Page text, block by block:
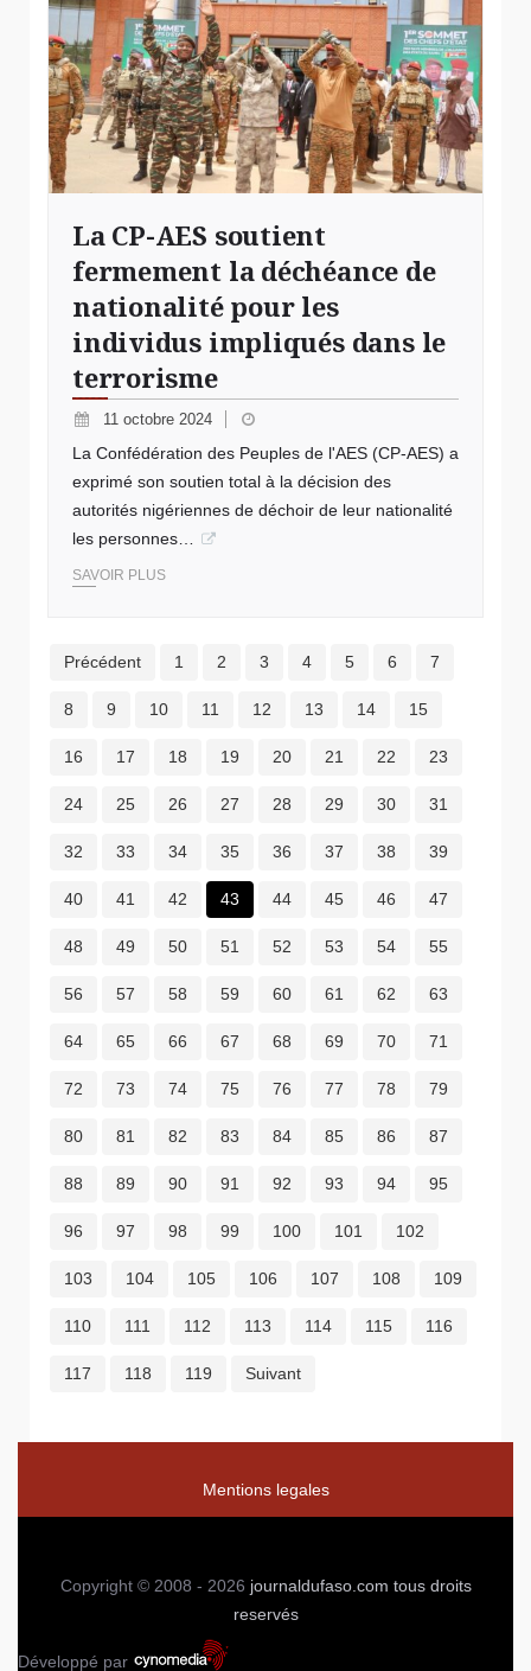
La CP-AES soutient
fermement la déchéance de
nationalité pour les
individus impliqués dans le
terrorisme
11 octobre 2024
La Confédération des Peuples de l'AES (CP-AES) a
exprimé son soutien total à la décision des
autorités nigériennes de déchoir de leur nationalité
les personnes…
SAVOIR PLUS
Précédent 1 2 3 4 5 6 7
8 9 10 11 12 13 14 15
16 17 18 19 20 21 22 23
24 25 26 27 28 29 30 31
32 33 34 35 36 37 38 39
40 41 42 43 44 45 46 47
48 49 50 51 52 53 54 55
56 57 58 59 60 61 62 63
64 65 66 67 68 69 70 71
72 73 74 75 76 77 78 79
80 81 82 83 84 85 86 87
88 89 90 91 92 93 94 95
96 97 98 99 100 101 102
103 104 105 106 107 108 109
110 111 112 113 114 115 116
117 118 119 Suivant
Mentions legales
Copyright © 2008 - 2026 journaldufaso.com tous droits
reservés
Développé par